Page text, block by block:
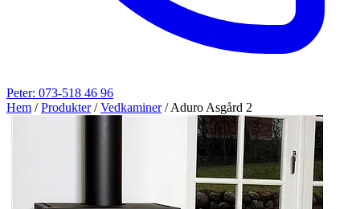
Peter: 073-518 46 96
Hem / Produkter / Vedkaminer / Aduro Asgård 2